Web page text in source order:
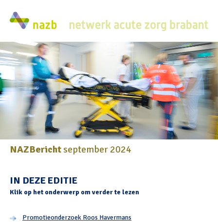
NAZBerichtseptember 2024
IN DEZE EDITIE
Klik op het onderwerp om verder te lezen
Promotieonderzoek Roos Havermans